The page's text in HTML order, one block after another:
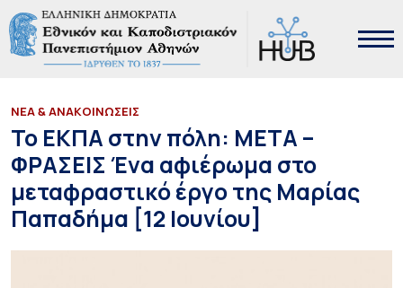
ΝΕΑ & ΑΝΑΚΟΙΝΩΣΕΙΣ
Το ΕΚΠΑ στην πόλη: ΜΕΤΑ –
ΦΡΑΣΕΙΣ Ένα αφιέρωμα στο
μεταφραστικό έργο της Μαρίας
Παπαδήμα [12 Ιουνίου]